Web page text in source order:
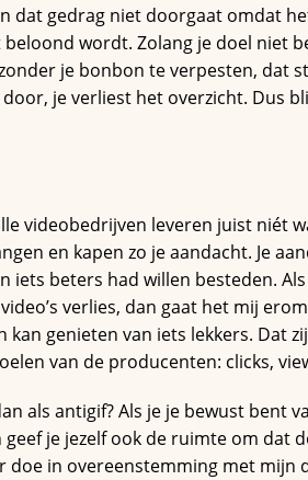
dat gedrag niet doorgaat omdat
wordt. Zolang je doel niet
je bonbon te verpesten, dat
je verliest het overzicht. Dus
videobedrijven leveren juist niét
en kapen zo je aandacht. Je
iets beters had willen besteden.
verlies, dan gaat het mij
kan genieten van iets lekkers. Dat
van de producenten: clicks,
als antigif? Als je je bewust bent
je jezelf ook de ruimte om dat
doe in overeenstemming met mijn